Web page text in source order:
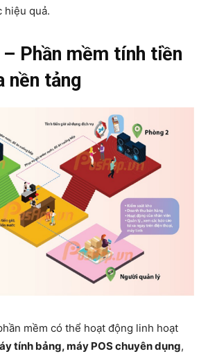
hiệu quả.
Phần mềm tính tiền
nền tảng
mềm có thể hoạt động linh hoạt
tính bảng, máy POS chuyên dụng,